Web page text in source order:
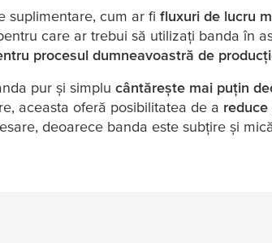
suplimentare, cum ar fi fluxuri de lucru
care ar trebui să utilizați banda în
procesul dumneavoastră de
pur și simplu cântărește mai puțin
aceasta oferă posibilitatea de a
deoarece banda este subțire și